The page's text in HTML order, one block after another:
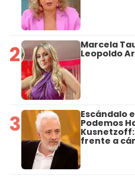
2 Marcela
Leopoldo
3 Escándalo
Podemos
frente a